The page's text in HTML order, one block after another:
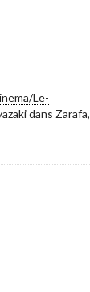
Le-
dans Zarafa,